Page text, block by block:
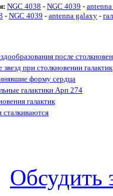
NGC 4038 - NGC 4039 -
- NGC 4039 - antenna galaxy -
после
при столкновении галактик
форму сердца
галактики Арп 274
галактик
Обсудить